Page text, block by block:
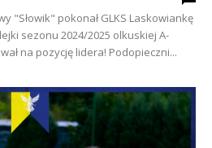
"Słowik" pokonał GLKS Laskowiankę
sezonu 2024/2025 olkuskiej A-
na pozycję lidera! Podopieczni...